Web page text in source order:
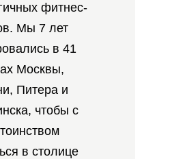
фитнес-
Мы 7 лет
в 41
Москвы,
Питера и
чтобы с
в столице